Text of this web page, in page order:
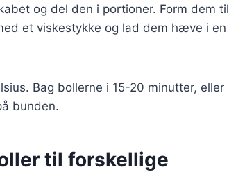
og del den i portioner. Form dem til
et viskestykke og lad dem hæve i en
Bag bollerne i 15-20 minutter, eller
bunden.
til forskellige